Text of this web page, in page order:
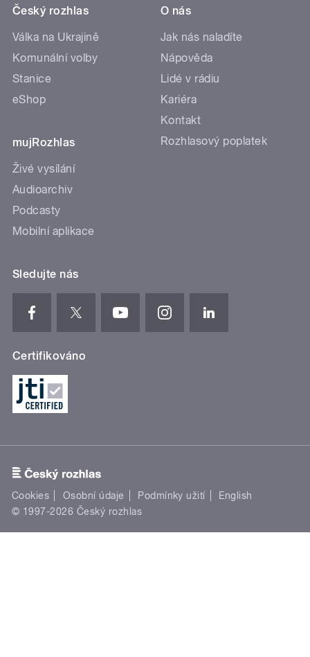
Český rozhlas
Válka na Ukrajině
Komunální volby
Stanice
eShop
mujRozhlas
Živé vysílání
Audioarchiv
Podcasty
Mobilní aplikace
O nás
Jak nás naladíte
Nápověda
Lidé v rádiu
Kariéra
Kontakt
Rozhlasový poplatek
Sledujte nás
Certifikováno
Cookies Osobní údaje Podmínky užití
English
© 1997-2026 Český rozhlas